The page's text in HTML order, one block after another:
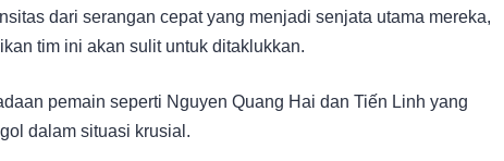
dari serangan cepat yang menjadi senjata utama mereka,
tim ini akan sulit untuk ditaklukkan.
pemain seperti Nguyen Quang Hai dan Tiến Linh yang
dalam situasi krusial.